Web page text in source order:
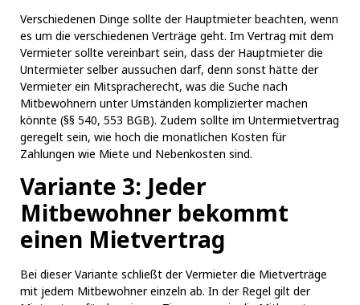
Verschiedenen Dinge sollte der Hauptmieter beachten, wenn
es um die verschiedenen Verträge geht. Im Vertrag mit dem
Vermieter sollte vereinbart sein, dass der Hauptmieter die
Untermieter selber aussuchen darf, denn sonst hätte der
Vermieter ein Mitspracherecht, was die Suche nach
Mitbewohnern unter Umständen komplizierter machen
könnte (§§ 540, 553 BGB). Zudem sollte im Untermietvertrag
geregelt sein, wie hoch die monatlichen Kosten für
Zahlungen wie Miete und Nebenkosten sind.
Variante 3: Jeder
Mitbewohner bekommt
einen Mietvertrag
Bei dieser Variante schließt der Vermieter die Mietverträge
mit jedem Mitbewohner einzeln ab. In der Regel gilt der